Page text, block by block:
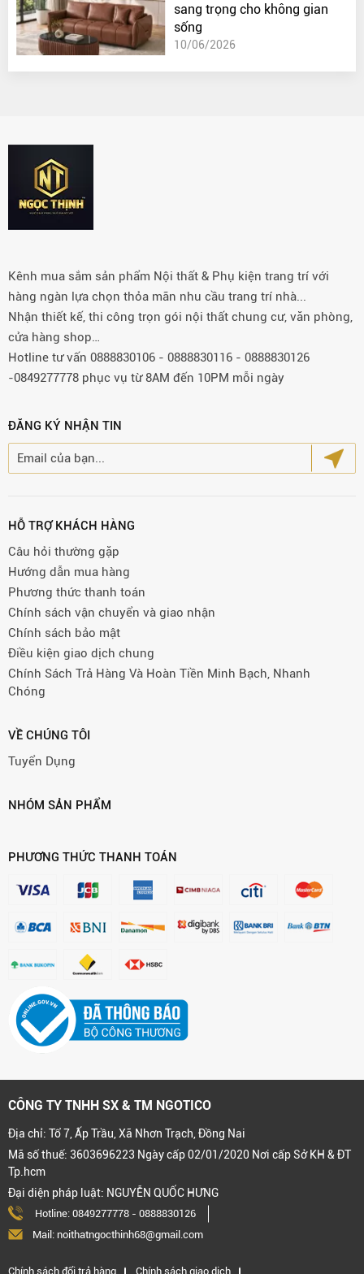
sang trọng cho không gian
sống
10/06/2026
Kênh mua sắm sản phẩm Nội thất & Phụ kiện trang trí với
hàng ngàn lựa chọn thỏa mãn nhu cầu trang trí nhà...
Nhận thiết kế, thi công trọn gói nội thất chung cư, văn phòng,
cửa hàng shop…
Hotline tư vấn 0888830106 - 0888830116 - 0888830126
-0849277778 phục vụ từ 8AM đến 10PM mỗi ngày
ĐĂNG KÝ NHẬN TIN
HỖ TRỢ KHÁCH HÀNG
Câu hỏi thường gặp
Hướng dẫn mua hàng
Phương thức thanh toán
Chính sách vận chuyển và giao nhận
Chính sách bảo mật
Điều kiện giao dịch chung
Chính Sách Trả Hàng Và Hoàn Tiền Minh Bạch, Nhanh
Chóng
VỀ CHÚNG TÔI
Tuyển Dụng
NHÓM SẢN PHẨM
PHƯƠNG THỨC THANH TOÁN
CÔNG TY TNHH SX & TM NGOTICO
Địa chỉ: Tổ 7, Ấp Trầu, Xã Nhơn Trạch, Đồng Nai
Mã số thuế: 3603696223 Ngày cấp 02/01/2020 Nơi cấp Sở KH & ĐT
Tp.hcm
Đại diện pháp luật: NGUYỄN QUỐC HƯNG
Hotline: 0849277778 - 0888830126
Mail: noithatngocthinh68@gmail.com
Chính sách đổi trả hàng Chính sách giao dịch